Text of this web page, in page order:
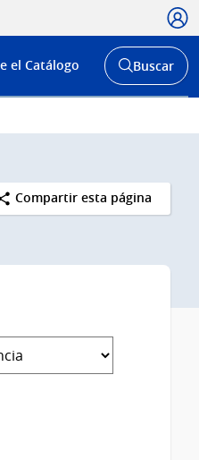
Menú
de
el Catálogo
Abrir
buscador
Buscar
Compartir esta página